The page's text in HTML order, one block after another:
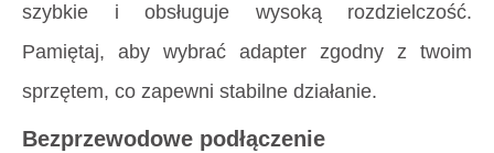
szybkie i obsługuje wysoką rozdzielczość.
Pamiętaj, aby wybrać adapter zgodny z twoim
sprzętem, co zapewni stabilne działanie.
Bezprzewodowe podłączenie